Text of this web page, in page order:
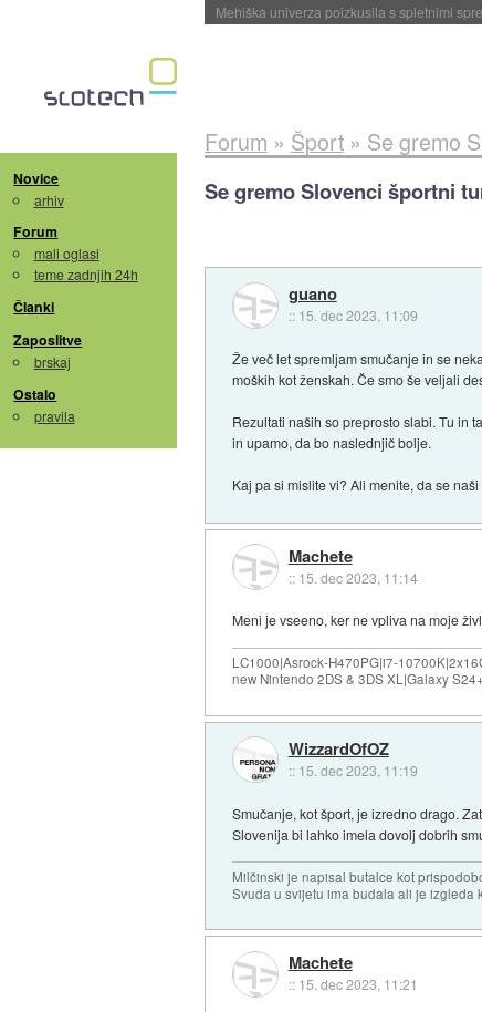
Evropska vesoljska agencija razvija svojo
Novice
arhiv
Forum
mali oglasi
teme zadnjih 24h
Članki
Zaposlitve
brskaj
Ostalo
pravila
Forum » Šport» Se gremo
Se gremo Slovenci športni
guano
:: 15. dec 2023, 11:09
Že več let spremljam smučanje in se
moških kot ženskah. Če smo še veljali
Rezultati naših so preprosto slabi. Tu in
in upamo, da bo naslednjič bolje.
Kaj pa si mislite vi? Ali menite, da se
Machete
:: 15. dec 2023, 11:14
Meni je vseeno, ker ne vpliva na moje
LC1000|Asrock-H470PG|i7-
new Nintendo 2DS & 3DS XL|Galaxy S24+
WizzardOfOZ
:: 15. dec 2023, 11:19
Smučanje, kot šport, je izredno drago.
Slovenija bi lahko imela dovolj dobrih
Milčinski je napisal butalce kot
Svuda u svijetu ima budala ali je izgleda
Machete
:: 15. dec 2023, 11:21